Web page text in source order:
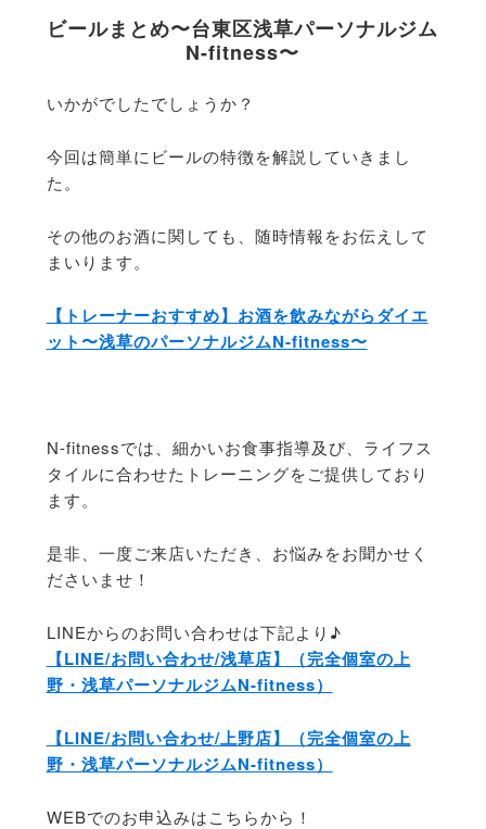
ビールまとめ〜台東区浅草パーソナルジム
N-fitness〜
いかがでしたでしょうか？
今回は簡単にビールの特徴を解説していきまし
た。
その他のお酒に関しても、随時情報をお伝えして
まいります。
【トレーナーおすすめ】お酒を飲みながらダイエ
ット〜浅草のパーソナルジムN-fitness〜
N-fitnessでは、細かいお食事指導及び、ライフス
タイルに合わせたトレーニングをご提供しており
ます。
是非、一度ご来店いただき、お悩みをお聞かせく
ださいませ！
LINEからのお問い合わせは下記より♪
【LINE/お問い合わせ/浅草店】（完全個室の上
野・浅草パーソナルジムN-fitness）
【LINE/お問い合わせ/上野店】（完全個室の上
野・浅草パーソナルジムN-fitness）
WEBでのお申込みはこちらから！